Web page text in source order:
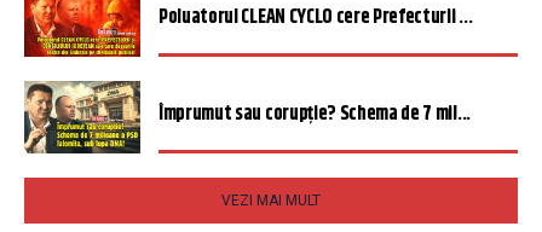
Poluatorul CLEAN CYCLO cere Prefecturii ...
Împrumut sau corupție? Schema de 7 mil...
VEZI MAI MULT